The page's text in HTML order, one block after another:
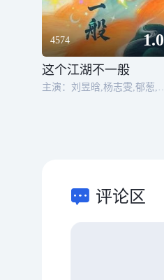
4574 1.0
这个江湖不一般
评论区